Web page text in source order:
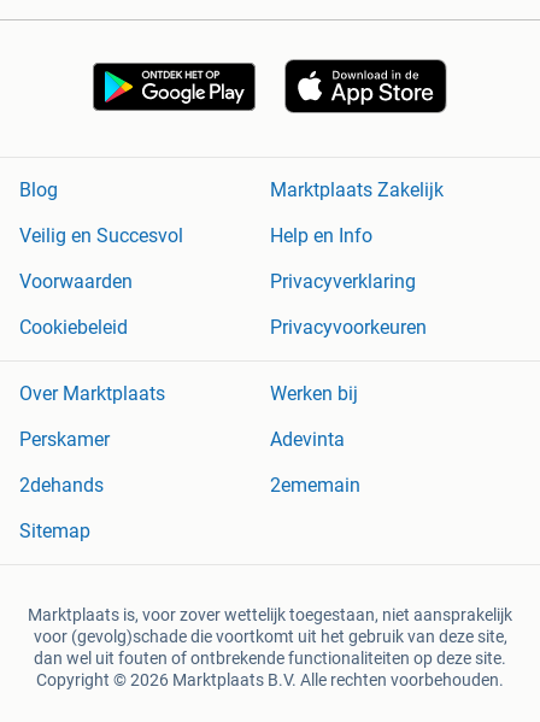
Blog
Marktplaats Zakelijk
Veilig en Succesvol
Help en Info
Voorwaarden
Privacyverklaring
Cookiebeleid
Privacyvoorkeuren
Over Marktplaats
Werken bij
Perskamer
Adevinta
2dehands
2ememain
Sitemap
Marktplaats is, voor zover wettelijk toegestaan, niet aansprakelijk
voor (gevolg)schade die voortkomt uit het gebruik van deze site,
dan wel uit fouten of ontbrekende functionaliteiten op deze site.
Copyright © 2026 Marktplaats B.V. Alle rechten voorbehouden.